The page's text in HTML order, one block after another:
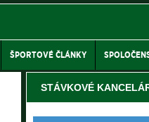
ŠPORTOVÉ ČLÁNKY
STÁVKOVÉ